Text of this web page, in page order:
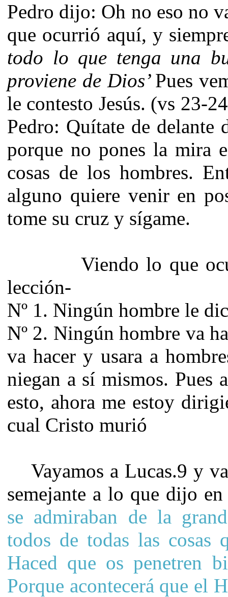
Pedro dijo: Oh no eso no
que ocurrió aquí, y
todo lo que tenga una
proviene de Dios’ Pues
le contesto Jesús. (vs 23-
Pedro: Quítate de delante
porque no pones la mira
cosas de los hombres.
alguno quiere venir en
tome su cruz y sígame.
Viendo lo que
lección-
Nº 1. Ningún hombre le
Nº 2. Ningún hombre va
va hacer y usara a
niegan a sí mismos. Pues
esto, ahora me estoy
cual Cristo murió
Vayamos a Lucas.9 y
semejante a lo que dijo
se admiraban de la
todos de todas las cosas
Haced que os penetren
Porque acontecerá que el